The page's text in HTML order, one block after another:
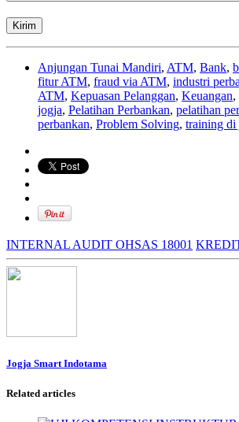
Anjungan Tunai Mandiri, ATM, Bank,
fitur ATM, fraud via ATM, industri
ATM, Kepuasan Pelanggan, Keuangan,
jogja, Pelatihan Perbankan, pelatihan
perbankan, Problem Solving, training di
INTERNAL AUDIT OHSAS 18001
Jogja Smart Indotama
Related articles